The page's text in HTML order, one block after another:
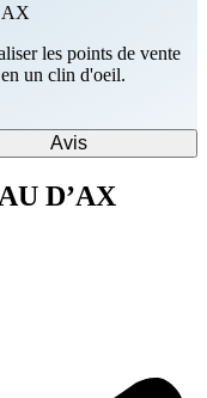
les points de vente
un clin d'oeil.
Avis
D’AX